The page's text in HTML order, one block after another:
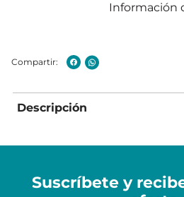
Información
Descripción
Suscríbete y